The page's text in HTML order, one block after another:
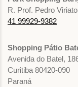
R. Prof. Pedro
41 99929-9382
Shopping Pátio
Avenida do Batel,
Curitiba 80420-090
Paraná